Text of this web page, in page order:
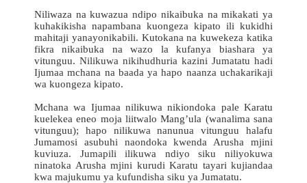
Niliwaza na kuwazua ndipo nikaibuka na mikakati ya
kuhakikisha napambana kuongeza kipato ili kukidhi
mahitaji yanayonikabili. Kutokana na kuwekeza katika
fikra nikaibuka na wazo la kufanya biashara ya
vitunguu. Nilikuwa nikihudhuria kazini Jumatatu hadi
Ijumaa mchana na baada ya hapo naanza uchakarikaji
wa kuongeza kipato.
Mchana wa Ijumaa nilikuwa nikiondoka pale Karatu
kuelekea eneo moja liitwalo Mang’ula (wanalima sana
vitunguu); hapo nilikuwa nanunua vitunguu halafu
Jumamosi asubuhi naondoka kwenda Arusha mjini
kuviuza. Jumapili ilikuwa ndiyo siku niliyokuwa
ninatoka Arusha mjini kurudi Karatu tayari kujiandaa
kwa majukumu ya kufundisha siku ya Jumatatu.